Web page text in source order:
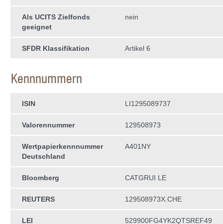
Als UCITS Zielfonds
geeignet
nein
SFDR Klassifikation Artikel 6
Kennnummern
ISIN LI1295089737
Valorennummer 129508973
Wertpapierkenn­nummer
Deutschland
A401NY
Bloomberg CATGRUI LE
REUTERS 129508973X.CHE
LEI 529900FG4YK2QTSREF49